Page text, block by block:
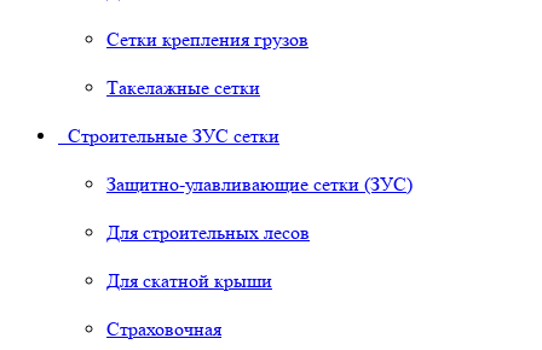
Сетки крепления грузов
Такелажные сетки
Строительные ЗУС сетки
Защитно-улавливающие сетки (ЗУС)
Для строительных лесов
Для скатной крыши
Страховочная